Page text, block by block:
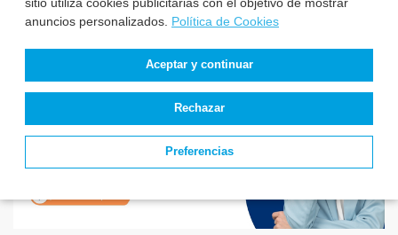
sitio utiliza cookies publicitarias con el objetivo de mostrar
anuncios personalizados. Política de Cookies
Aceptar y continuar
Rechazar
Preferencias